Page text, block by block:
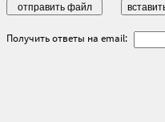
Получить ответы на email: